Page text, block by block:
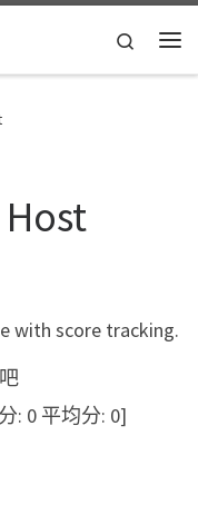
Search
with score tracking.
: 0 平均分: 0]